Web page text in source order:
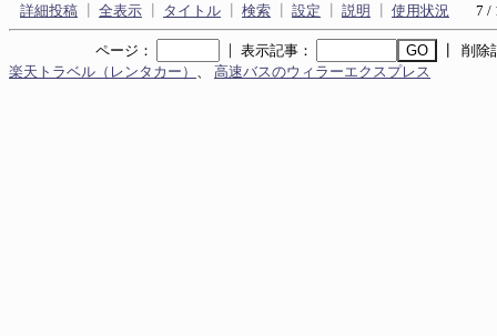
詳細投稿 全表示 タイトル 検索 設定 説明 使用状況 7 /
ページ： ｜ 表示記事：
┃ 削除
楽天トラベル（レンタカー）
高速バスのウィラーエクスプレス